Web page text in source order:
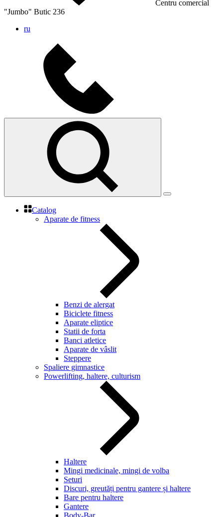
Сentru comercial
"Jumbo" Butic 236
ru
Catalog
Aparate de fitness
Benzi de alergat
Biciclete fitness
Aparate eliptice
Statii de forta
Banci atletice
Aparate de vâslit
Steppere
Spaliere gimnastice
Powerlifting, haltere, culturism
Haltere
Mingi medicinale, mingi de volba
Seturi
Discuri, greutăți pentru gantere și haltere
Bare pentru haltere
Gantere
Body-Bar